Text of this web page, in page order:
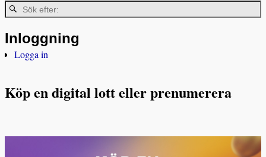
Inloggning
Logga in
Köp en digital lott eller prenumerera